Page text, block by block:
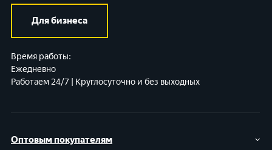
Оптовым покупателям
Для бизнеса
Время работы:
Ежедневно
Работаем 24/7 | Круглосуточно и без выходных